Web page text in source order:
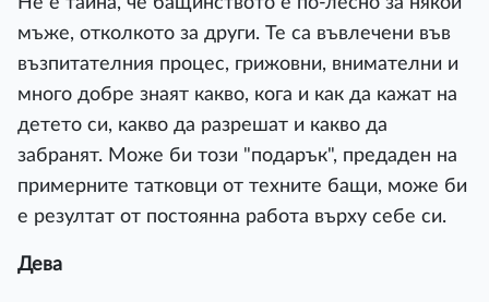
мъже, отколкото за други. Те са въвлечени във
възпитателния процес, грижовни, внимателни и
много добре знаят какво, кога и как да кажат на
детето си, какво да разрешат и какво да
забранят. Може би този "подарък", предаден на
примерните татковци от техните бащи, може би
е резултат от постоянна работа върху себе си.
Дева